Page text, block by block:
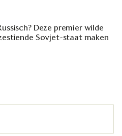
Deze premier wilde
Sovjet-staat maken